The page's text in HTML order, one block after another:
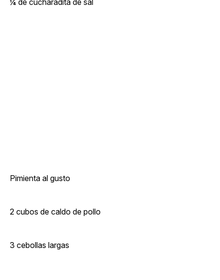
Pimienta al gusto
2 cubos de caldo de pollo
3 cebollas largas